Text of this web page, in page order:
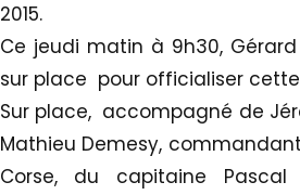
2015.
Ce jeudi matin à 9h30,
sur place pour officialiser
Sur place, accompagné de
Mathieu Demesy,
Corse, du capitaine